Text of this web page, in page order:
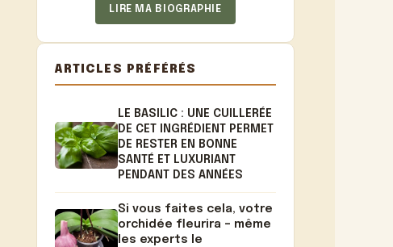
LIRE MA BIOGRAPHIE
ARTICLES PRÉFÉRÉS
LE BASILIC : UNE CUILLERÉE
DE CET INGRÉDIENT PERMET
DE RESTER EN BONNE
SANTÉ ET LUXURIANT
PENDANT DES ANNÉES
Si vous faites cela, votre
orchidée fleurira – même
les experts le